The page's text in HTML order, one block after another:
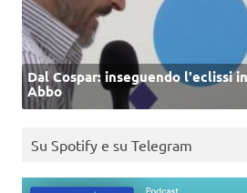
Dal Cospar: inseguendo l'eclissi
Abbo
Su Spotify e su Telegram